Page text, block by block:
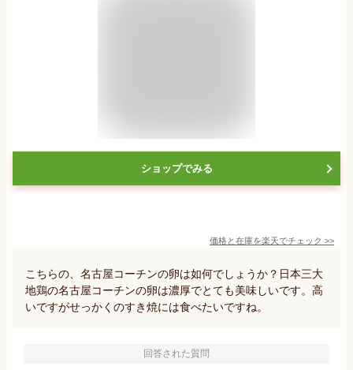
ショップでみる
価格と在庫を楽天でチェック >>
こちらの、名古屋コーチンの卵は如何でしょうか？日本三大
地鶏の名古屋コーチンの卵は濃厚でとても美味しいです。高
いですがせっかくのすき焼には食べたいですね。
回答された質問